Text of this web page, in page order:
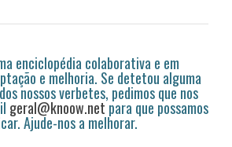
enciclopédia colaborativa e em
e melhoria. Se detetou alguma
nossos verbetes, pedimos que nos
geral@knoow.netpara que possamos
Ajude-nos a melhorar.